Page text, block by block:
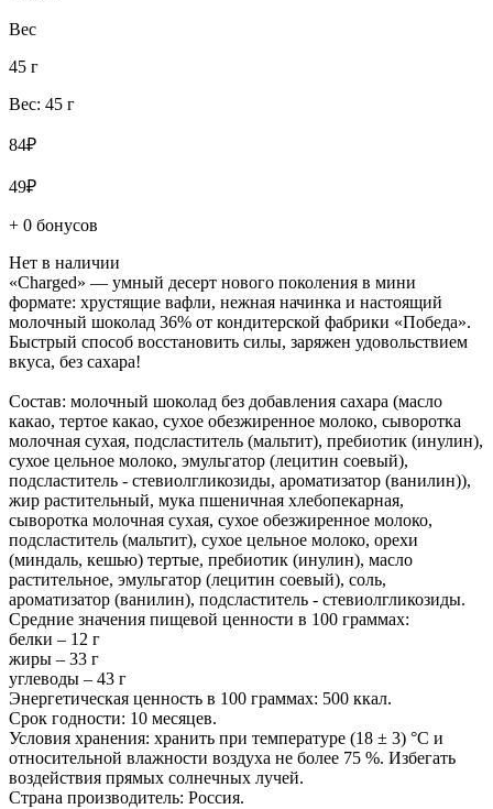
Вес
45 г
Вес: 45 г
84₽
49₽
+ 0 бонусов
Нет в наличии
«Charged» — умный десерт нового поколения в мини
формате: хрустящие вафли, нежная начинка и настоящий
молочный шоколад 36% от кондитерской фабрики «Победа».
Быстрый способ восстановить силы, заряжен удовольствием
вкуса, без сахара!
Состав: молочный шоколад без добавления сахара (масло
какао, тертое какао, сухое обезжиренное молоко, сыворотка
молочная сухая, подсластитель (мальтит), пребиотик (инулин),
сухое цельное молоко, эмульгатор (лецитин соевый),
подсластитель - стевиолгликозиды, ароматизатор (ванилин)),
жир растительный, мука пшеничная хлебопекарная,
сыворотка молочная сухая, сухое обезжиренное молоко,
подсластитель (мальтит), сухое цельное молоко, орехи
(миндаль, кешью) тертые, пребиотик (инулин), масло
растительное, эмульгатор (лецитин соевый), соль,
ароматизатор (ванилин), подсластитель - стевиолгликозиды.
Средние значения пищевой ценности в 100 граммах:
белки – 12 г
жиры – 33 г
углеводы – 43 г
Энергетическая ценность в 100 граммах: 500 ккал.
Срок годности: 10 месяцев.
Условия хранения: хранить при температуре (18 ± 3) °C и
относительной влажности воздуха не более 75 %. Избегать
воздействия прямых солнечных лучей.
Страна производитель: Россия.